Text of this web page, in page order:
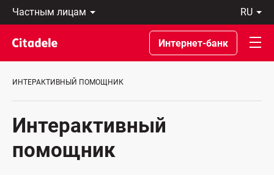
Частным
лицам
Предприятиям
Private
Banking
банке
ru
Latviski
По-
русски
In
Интернет-банк
ИНТЕРАКТИВНЫЙ ПОМОЩНИК
Интерактивный
помощник